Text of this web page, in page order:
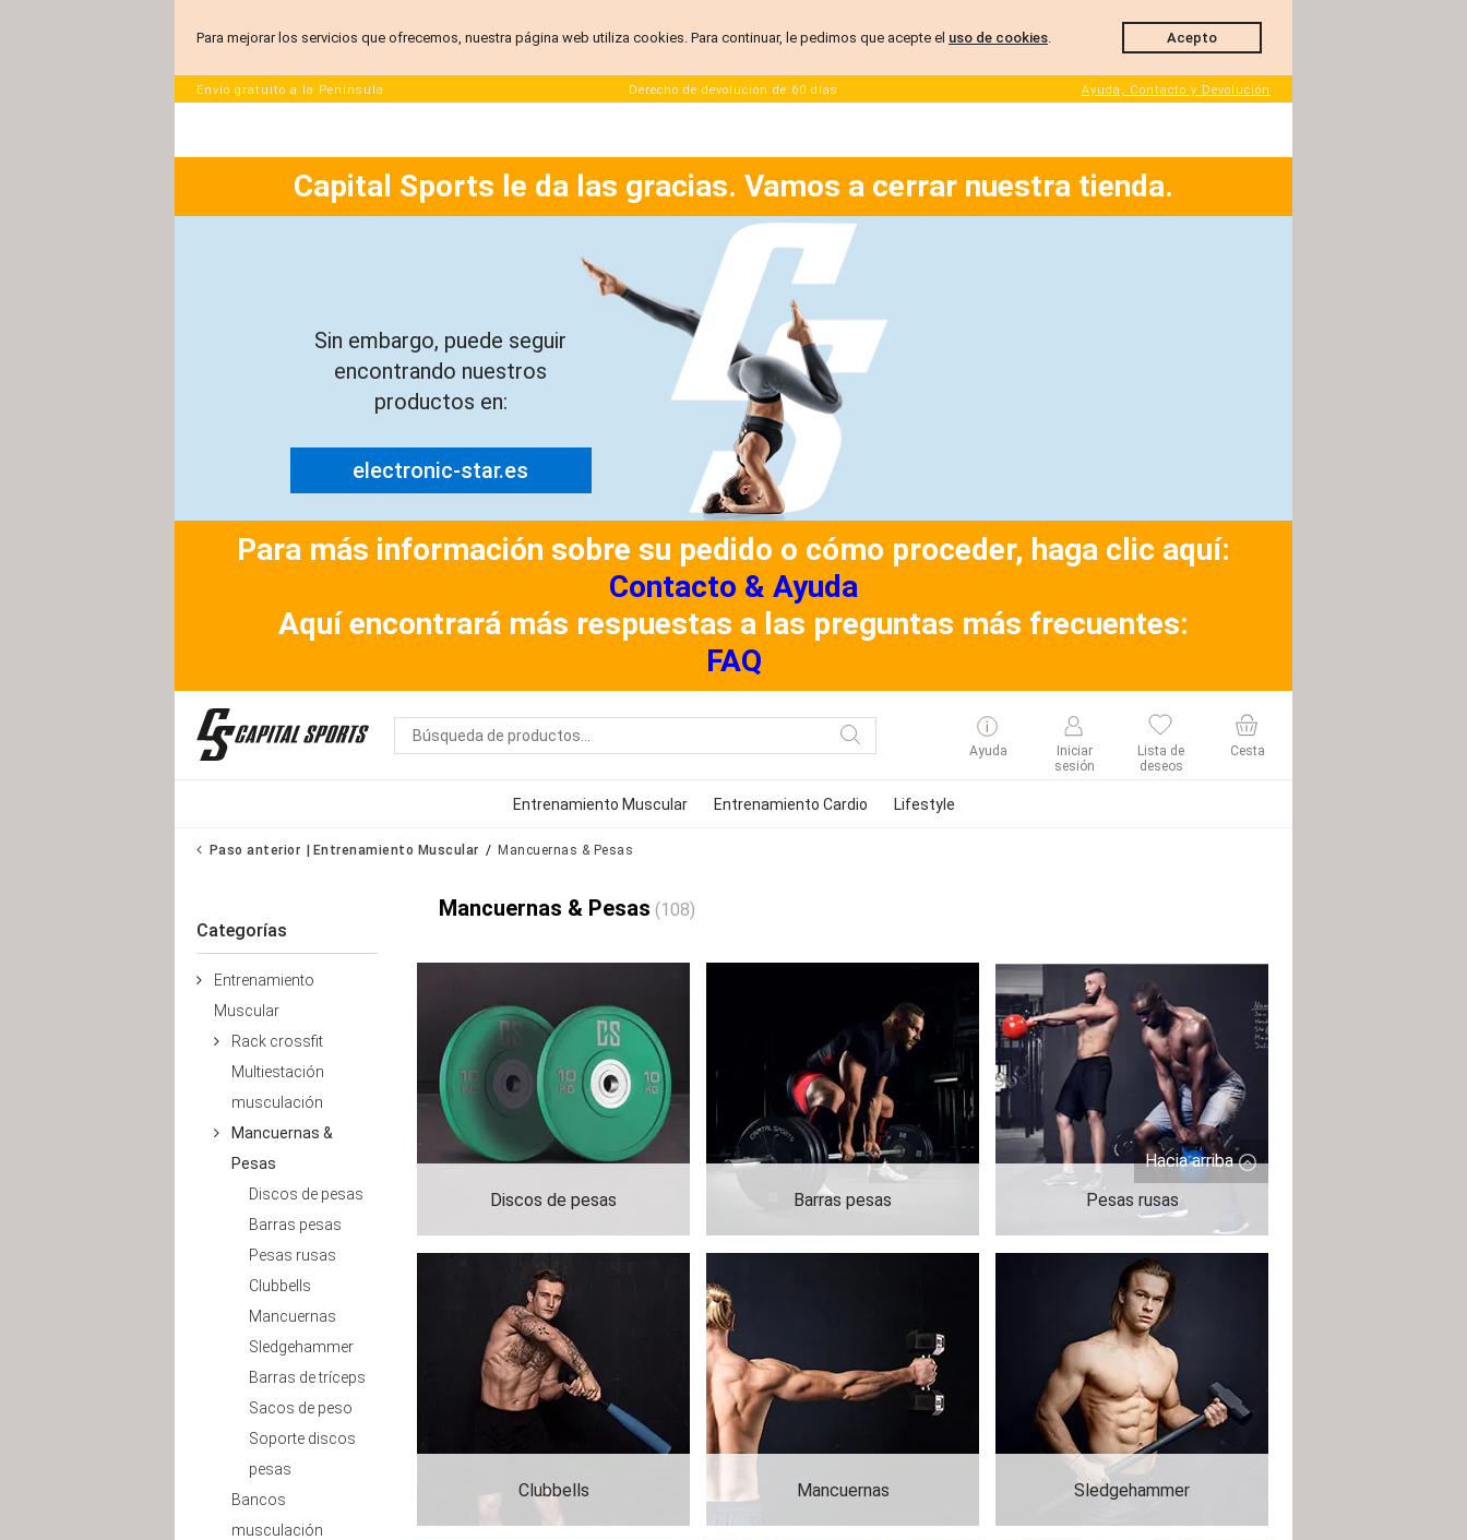
Capital Sports le da las gracias. Vamos a cerrar nuestra tienda.
Sin embargo, puede seguir
encontrando nuestros
productos en:
electronic-star.es
Para más información sobre su pedido o cómo proceder, haga clic aquí:
Contacto & Ayuda
Aquí encontrará más respuestas a las preguntas más frecuentes:
FAQ
Ayuda
Iniciar
sesión
Lista de
deseos
Cesta
Entrenamiento Muscular Entrenamiento Cardio Lifestyle
Paso anterior Entrenamiento Muscular Mancuernas & Pesas
Categorías
Entrenamiento
Muscular
Rack crossfit
Multiestación
musculación
Mancuernas &
Pesas
Discos de pesas
Barras pesas
Pesas rusas
Clubbells
Mancuernas
Sledgehammer
Barras de tríceps
Sacos de peso
Soporte discos
pesas
Bancos
musculación
Mancuernas & Pesas (108)
Discos de pesas Barras pesas Pesas rusas
Clubbells Mancuernas Sledgehammer
Envío gratuito a la Península Derecho de devolución de 60 días Ayuda, Contacto y Devolución
Para mejorar los servicios que ofrecemos, nuestra página web utiliza cookies. Para continuar, le pedimos que acepte el uso de cookies. Acepto
Hacia arriba